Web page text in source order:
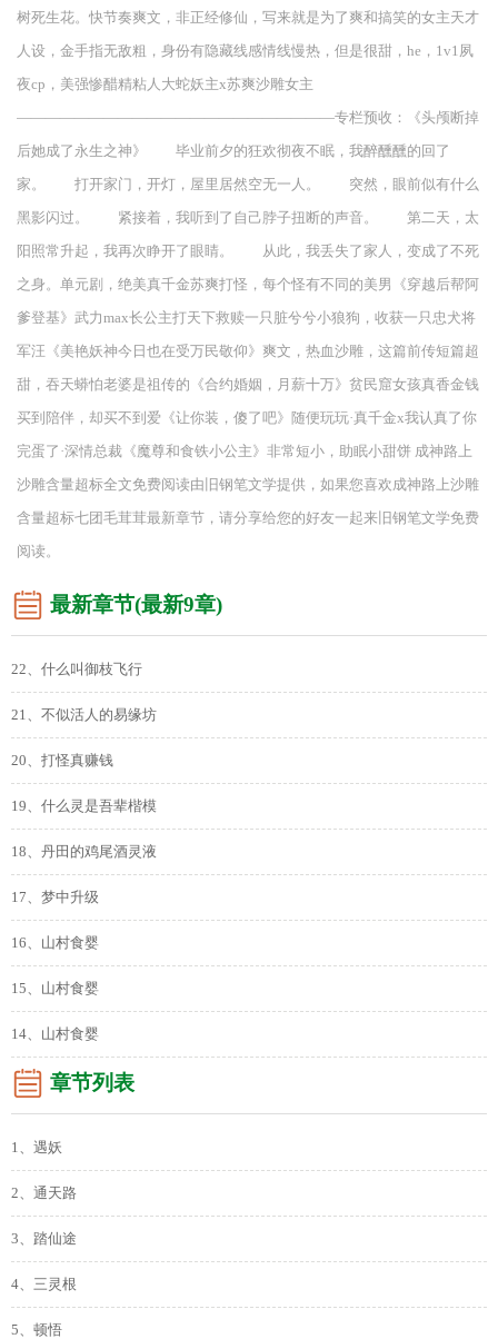
树死生花。快节奏爽文，非正经修仙，写来就是为了爽和搞笑的女主天才
人设，金手指无敌粗，身份有隐藏线感情线慢热，但是很甜，he，1v1夙
夜cp，美强惨醋精粘人大蛇妖主x苏爽沙雕女主
——————————————————————专栏预收：《头颅断掉
后她成了永生之神》 毕业前夕的狂欢彻夜不眠，我醉醺醺的回了
家。 打开家门，开灯，屋里居然空无一人。 突然，眼前似有什么
黑影闪过。 紧接着，我听到了自己脖子扭断的声音。 第二天，太
阳照常升起，我再次睁开了眼睛。 从此，我丢失了家人，变成了不死
之身。单元剧，绝美真千金苏爽打怪，每个怪有不同的美男《穿越后帮阿
爹登基》武力max长公主打天下救赎一只脏兮兮小狼狗，收获一只忠犬将
军汪《美艳妖神今日也在受万民敬仰》爽文，热血沙雕，这篇前传短篇超
甜，吞天蟒怕老婆是祖传的《合约婚姻，月薪十万》贫民窟女孩真香金钱
买到陪伴，却买不到爱《让你装，傻了吧》随便玩玩·真千金x我认真了你
完蛋了·深情总裁《魔尊和食铁小公主》非常短小，助眠小甜饼 成神路上
沙雕含量超标全文免费阅读由旧钢笔文学提供，如果您喜欢成神路上沙雕
含量超标七团毛茸茸最新章节，请分享给您的好友一起来旧钢笔文学免费
阅读。
最新章节(最新9章)
22、什么叫御枝飞行
21、不似活人的易缘坊
20、打怪真赚钱
19、什么灵是吾辈楷模
18、丹田的鸡尾酒灵液
17、梦中升级
16、山村食婴
15、山村食婴
14、山村食婴
章节列表
1、遇妖
2、通天路
3、踏仙途
4、三灵根
5、顿悟